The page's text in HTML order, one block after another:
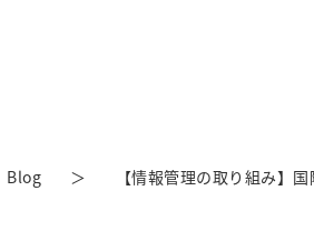
Blog 【情報管理の取り組み】